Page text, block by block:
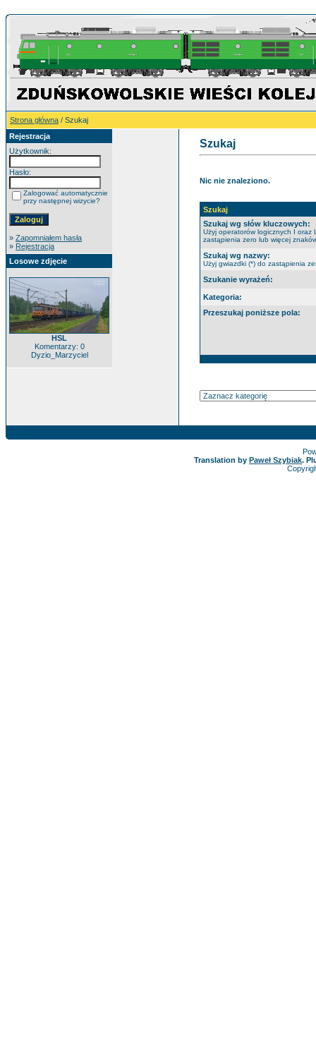
Strona główna / Szukaj
Rejestracja
Użytkownik:
Hasło:
Zalogować automatycznie
przy następnej wizycie?
» Zapomniałem hasła
» Rejestracja
Losowe zdjęcie
HSL
Komentarzy: 0
Dyzio_Marzyciel
Szukaj
Nic nie znaleziono.
Szukaj
Szukaj wg słów kluczowych:
Użyj operatorów logicznych I oraz
zastąpienia zero lub więcej
Szukaj wg nazwy:
Użyj gwiazdki (*) do zastąpienia
Szukanie wyrażeń:
Kategoria:
Przeszukaj poniższe pola:
Translation by Paweł Szybiak.